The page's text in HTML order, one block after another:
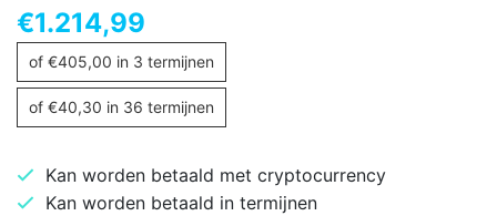
€1.214,99
of €405,00 in 3 termijnen
of €40,30 in 36 termijnen
Kan worden betaald met cryptocurrency
Kan worden betaald in termijnen